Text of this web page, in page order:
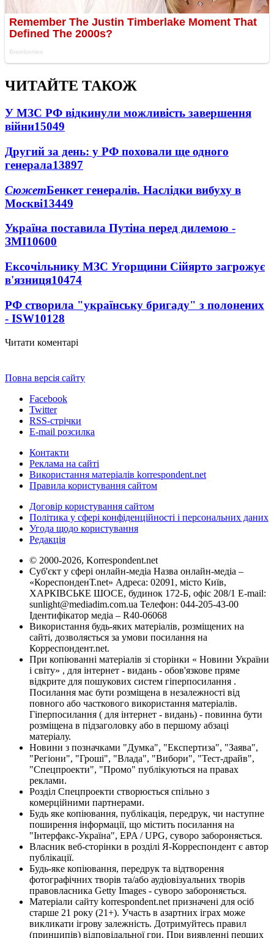
ЧИТАЙТЕ ТАКОЖ
У МЗС РФ відкинули можливість завершення
війни15049
Другий за день: у РФ поховали ще одного
генерала13897
СюжетБенкет генералів. Наслідки вибуху в
Москві13449
Україна поставила Путіна перед дилемою -
ЗМІ10600
Ексочільнику МЗС Угорщини Сійярто загрожує
в'язниця10474
РФ створила "українську бригаду" з полонених
- ISW10128
Читати коментарі
Повна версія сайту
Facebook
Twitter
RSS-стрічки
E-mail розсилка
Контакти
Реклама на сайті
Використання матеріалів korrespondent.net
Правила користування сайтом
Договір користування сайтом
Політика у сфері конфіденційності і персональних даних
Угода щодо користування
Редакція
© 2000-2026, Korrespondent.net
Суб'єкт у сфері онлайн-медіа Назва онлайн-медіа –
«КореспонденТ.net» Адреса: 02091, місто Київ,
ХАРКІВСЬКЕ ШОСЕ, будинок 172-Б, офіс 208/1 E-mail:
sunlight@mediadim.com.ua Телефон: 044-205-43-00
Ідентифікатор медіа – R40-06068
Використання будь-яких матеріалів, розміщених на
сайті, дозволяється за умови посилання на
Корреспондент.net.
При копіюванні матеріалів зі сторінки « Новини України
і світу» , для інтернет - видань - обов'язкове пряме
відкрите для пошукових систем гіперпосилання .
Посилання має бути розміщена в незалежності від
повного або часткового використання матеріалів.
Гіперпосилання ( для інтернет - видань) - повинна бути
розміщена в підзаголовку або в першому абзаці
матеріалу.
Новини з позначками "Думка", "Експертиза", "Заява",
"Регіони", "Гроші", "Влада", "Вибори", "Тест-драйв",
"Спецпроекти", "Промо" публікуються на правах
реклами.
Розділ Спецпроекти створюється спільно з
комерційними партнерами.
Будь яке копіювання, публікація, передрук, чи наступне
поширення інформації, що містить посилання на
"Інтерфакс-Україна", EPA / UPG, суворо забороняється.
Власник веб-сторінки в розділі Я-Корреспондент є автор
публікації.
Будь-яке копіювання, передрук та відтворення
фотографічних творів та/або аудіовізуальних творів
правовласника Getty Images - суворо забороняється.
Матеріали сайту korrespondent.net призначені для осіб
старше 21 року (21+). Участь в азартних іграх може
викликати ігрову залежність. Дотримуйтесь правил
(принципів) відповідальної гри. При виявленні перших